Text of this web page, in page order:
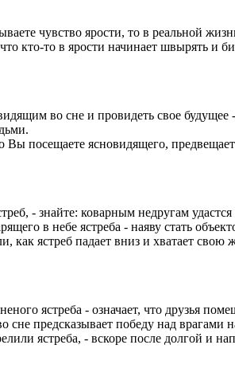
чувство ярости, то в реальной
кто-то в ярости начинает швырять и
во сне и провидеть свое
Вы посещаете ясновидящего,
- знайте: коварным недругам
в небе ястреба - наяву стать
как ястреб падает вниз и хватает свою
ястреба - означает, что друзья
сне предсказывает победу над врагами
ястреба, - вскоре после долгой и